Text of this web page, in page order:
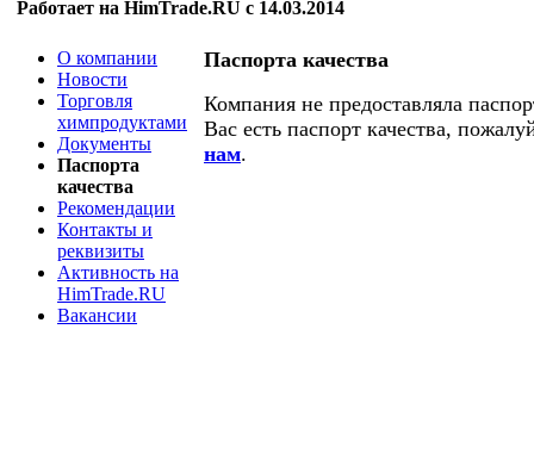
Работает на HimTrade.RU с 14.03.2014
О компании
Новости
Торговля
химпродуктами
Документы
Паспорта
качества
Рекомендации
Контакты и
реквизиты
Активность на
HimTrade.RU
Вакансии
Паспорта качества
Компания не предоставляла
Вас есть паспорт качества,
нам.